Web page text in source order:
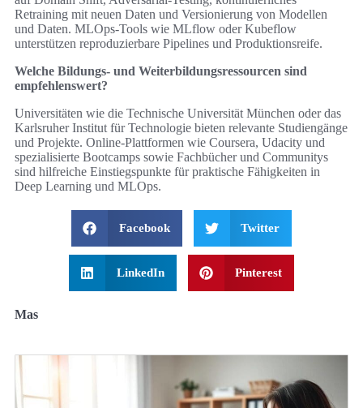
Retraining mit neuen Daten und Versionierung von Modellen
und Daten. MLOps-Tools wie MLflow oder Kubeflow
unterstützen reproduzierbare Pipelines und Produktionsreife.
Welche Bildungs- und Weiterbildungsressourcen sind
empfehlenswert?
Universitäten wie die Technische Universität München oder das
Karlsruher Institut für Technologie bieten relevante Studiengänge
und Projekte. Online-Plattformen wie Coursera, Udacity und
spezialisierte Bootcamps sowie Fachbücher und Communitys
sind hilfreiche Einstiegspunkte für praktische Fähigkeiten in
Deep Learning und MLOps.
Facebook Twitter
LinkedIn Pinterest
Mas